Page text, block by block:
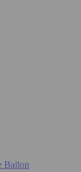
Ballon